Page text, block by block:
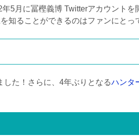
5月に冨樫義博 Twitterアカウントを
知ることができるのはファンにとっ
た！さらに、4年ぶりとなるハンタ